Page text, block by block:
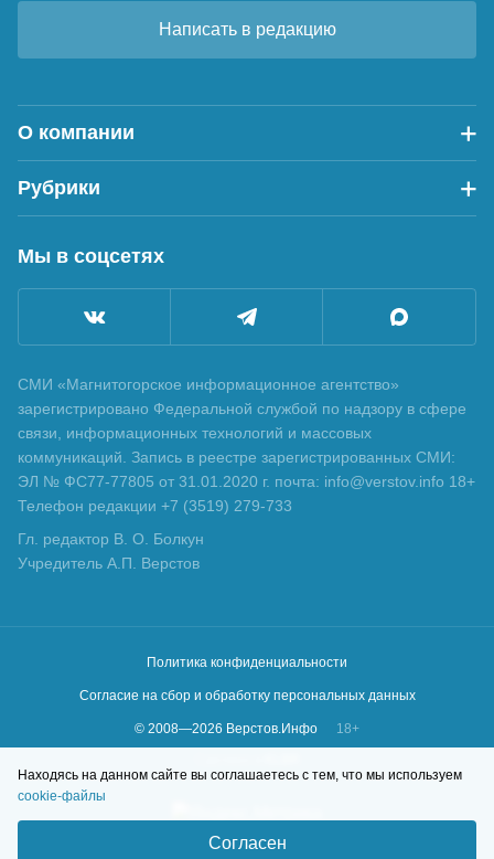
Написать в редакцию
О компании
Рубрики
Мы в соцсетях
СМИ «Магнитогорское информационное агентство»
зарегистрировано Федеральной службой по надзору в сфере
связи, информационных технологий и массовых
коммуникаций. Запись в реестре зарегистрированных СМИ:
ЭЛ № ФС77-77805 от 31.01.2020 г. почта: info@verstov.info 18+
Телефон редакции +7 (3519) 279-733
Гл. редактор В. О. Болкун
Учредитель А.П. Верстов
Политика конфиденциальности
Согласие на сбор и обработку персональных данных
© 2008—2026 Верстов.Инфо
18+
Находясь на данном сайте вы соглашаетесь с тем, что мы используем
cookie-файлы
Согласен